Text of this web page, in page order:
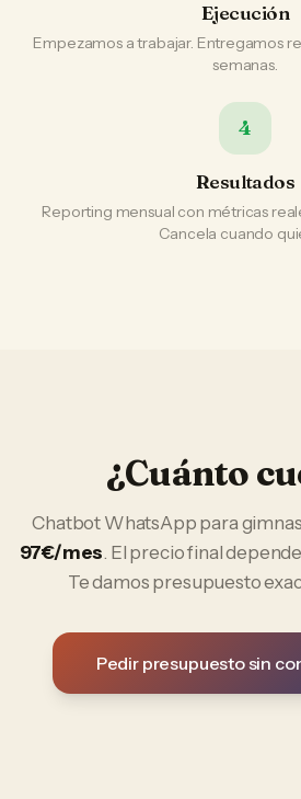
Ejecución
Empezamos a trabajar. Entregamos
semanas.
4
Resultados
Reporting mensual con métricas
Cancela cuando
¿Cuánto
Chatbot WhatsApp para
97€/mes. El precio final
Te damos presupuesto
Pedir presupuesto sin